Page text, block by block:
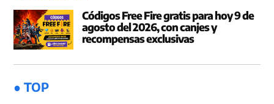
Códigos Free Fire gratis para hoy 9 de
agosto del 2026, con canjes y
recompensas exclusivas
● TOP